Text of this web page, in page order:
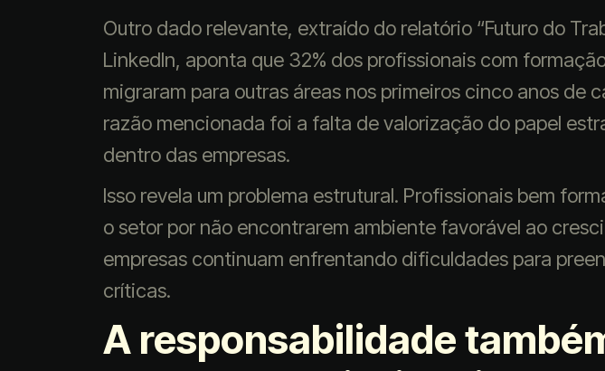
Outro dado relevante, extraído do relatório “Futuro do
LinkedIn, aponta que 32% dos profissionais com
migraram para outras áreas nos primeiros cinco anos de
razão mencionada foi a falta de valorização do papel
dentro das empresas.
Isso revela um problema estrutural. Profissionais bem
o setor por não encontrarem ambiente favorável ao
empresas continuam enfrentando dificuldades para
críticas.
A responsabilidade